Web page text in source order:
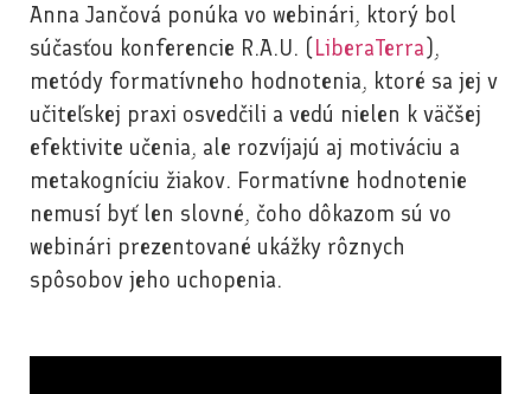
Anna Jančová ponúka vo webinári, ktorý bol
súčasťou konferencie R.A.U. (LiberaTerra),
metódy formatívneho hodnotenia, ktoré sa jej v
učiteľskej praxi osvedčili a vedú nielen k väčšej
efektivite učenia, ale rozvíjajú aj motiváciu a
metakogníciu žiakov. Formatívne hodnotenie
nemusí byť len slovné, čoho dôkazom sú vo
webinári prezentované ukážky rôznych
spôsobov jeho uchopenia.